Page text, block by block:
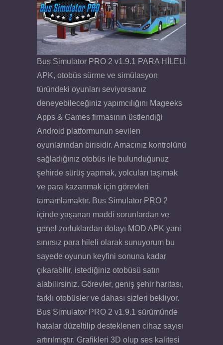
Bus Simulator PRO 2 v1.9.1 PARA HİLELİ
APK, otobüs sürme ve simülasyon
türündeki oyunları seviyorsanız
deneyebileceğiniz yapımcılığını Mageeks
Apps & Games firmasının üstlendiği
Android platformunun sevilen
oyunlarından birisidir. Amacınız kontrolünü
sağladığınız otobüs ile bulunduğunuz
şehirde sürüş yapmak, yolcuları taşımak
ve para kazanmak için görevleri
tamamlamaktır. Bus Simulator PRO 2
içinde yaşanan maddi sorunlardan ve
genel zorluklardan dolayı MOD APK yani
sınırsız para hileli olarak sunuyorum bu
sayede oyunun keyfini sonuna kadar
çıkarabilir, istediğiniz otobüsü satın
alabilirsiniz. Görevler, geniş şehir haritası,
farklı otobüsler ve dahası sizleri bekliyor.
Bus Simulator PRO 2 v1.9.1 sürümünde
hatalar düzeltilip desteklenen cihaz sayısı
artırılmıştır. Grafikleri 3D olup ses kalitesi